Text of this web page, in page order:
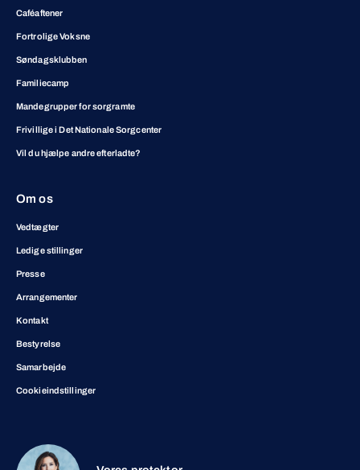
Caféaftener
Fortrolige Voksne
Søndagsklubben
Familiecamp
Mandegrupper for sorgramte
Frivillige i Det Nationale Sorgcenter
Vil du hjælpe andre efterladte?
Om os
Vedtægter
Ledige stillinger
Presse
Arrangementer
Kontakt
Bestyrelse
Samarbejde
Cookieindstillinger